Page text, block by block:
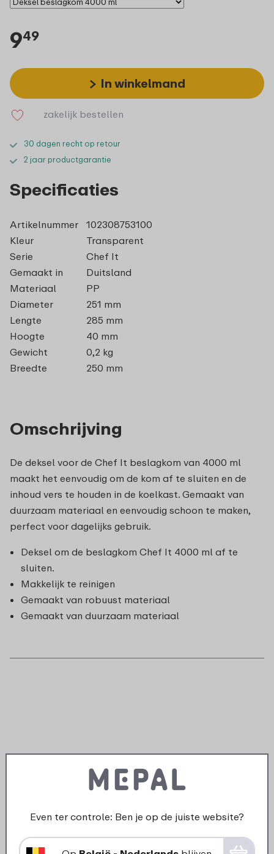
949
In winkelmand
zakelijk bestellen
30 dagen recht op retour
2 jaar productgarantie
Omschrijving
De deksel voor de Chef It beslagkom van 4000 ml
maakt het eenvoudig om de kom af te sluiten en de
inhoud vers te houden in de koelkast. Gemaakt van
duurzaam materiaal en eenvoudig schoon te maken,
perfect voor dagelijks gebruik.
Deksel om de beslagkom Chef It 4000 ml af te
sluiten.
Makkelijk te reinigen
Gemaakt van robuust materiaal
Gemaakt van duurzaam materiaal
Specificaties
Artikelnummer
102308753100
Kleur
Transparent
Serie
Chef It
Gemaakt in
Duitsland
Materiaal
PP
Diameter
251 mm
Lengte
285 mm
Hoogte
40 mm
Gewicht
0,2 kg
Breedte
250 mm
Even ter controle: Ben je op de juiste website?